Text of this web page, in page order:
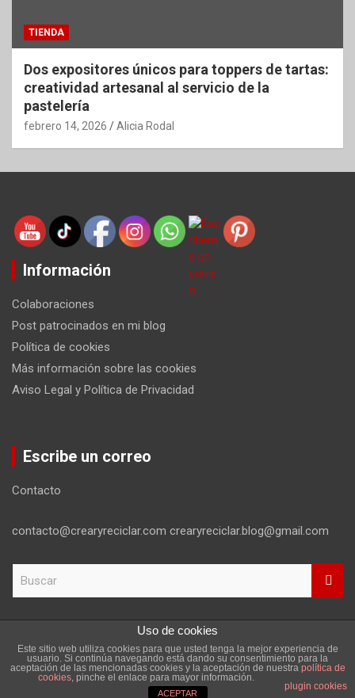
TIENDA
Dos expositores únicos para toppers de tartas:
creatividad artesanal al servicio de la
pastelería
febrero 14, 2026 Alicia Rodal
Información
Colaboraciones
Post patrocinados en mi blog
Política de cookies
Más información sobre las cookies
Aviso Legal y Política de Privacidad
Escribe un correo
Contacto
contacto@crearyreciclar.com crearyreciclar.blog@gmail.com
c
Copyright ©2026
Aviso Legal y Política de Privacidad
Tema por:Theme Horse Funciona gracias a:
Uso de cookies
Este sitio web utiliza cookies para que usted tenga la mejor experiencia de
usuario. Si continúa navegando está dando su consentimiento para la
aceptación de las mencionadas cookies y la aceptación de nuestra política de
cookies, pinche el enlace para mayor información.
plugin cookies
ACEPTAR